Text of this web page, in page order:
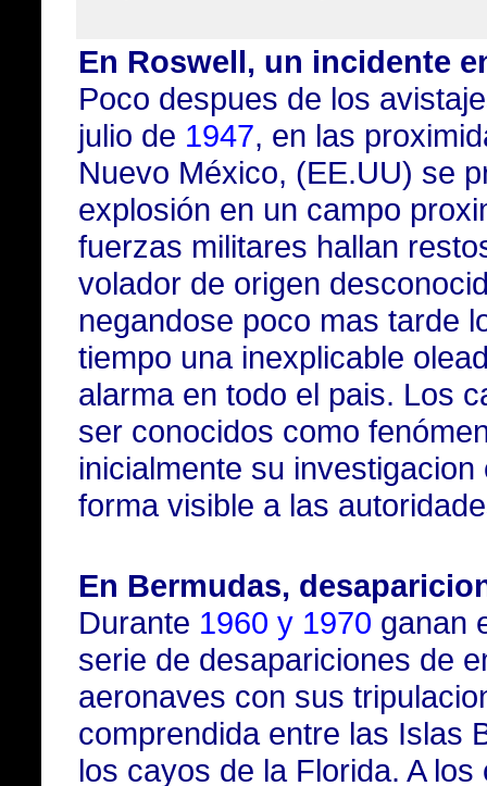
En Roswell, un incidente
Poco despues de los
julio de 1947, en las
Nuevo México, (EE.UU) se
explosión en un campo
fuerzas militares hallan
volador de origen
negandose poco mas tarde
tiempo una inexplicable
alarma en todo el pais. Los
ser conocidos como
inicialmente su
forma visible a las
En Bermudas,
Durante 1960 y 1970 ganan
serie de desapariciones de
aeronaves con sus
comprendida entre las Islas
los cayos de la Florida. A